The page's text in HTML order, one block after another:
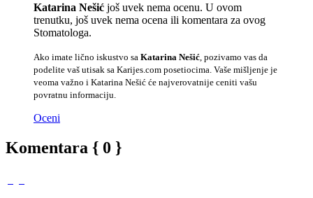
Katarina Nešić još uvek nema ocenu. U ovom
trenutku, još uvek nema ocena ili komentara za ovog
Stomatologa.
Ako imate lično iskustvo sa Katarina Nešić , pozivamo vas da
podelite vaš utisak sa Karijes.com posetiocima. Vaše mišljenje je
veoma važno i Katarina Nešić će najverovatnije ceniti vašu
povratnu informaciju.
Oceni
Komentara { 0 }